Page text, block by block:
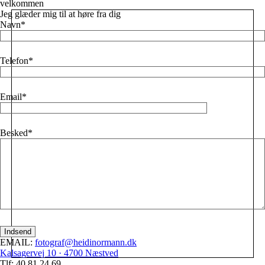
velkommen
Jeg glæder mig til at høre fra dig
Navn
Telefon
Email
Besked
EMAIL: fotograf@heidinormann.dk
Kalsagervej 10 · 4700 Næstved